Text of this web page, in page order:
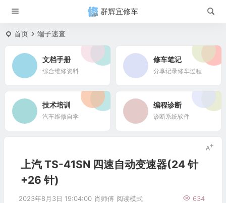
群辉宜修车
首页 端子速查
文档手册
综合维修资料
修车笔记
分享记录修车过程
技术培训
汽车维修自学
编程诊断
诊断系统软件
上汽 TS-41SN 四速自动变速器(24 针
+26 针)
2023年8月3日 19:04:00 肖师傅 634
阅读模式